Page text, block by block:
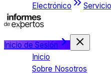
Electrónico
Inicio de Sesión
Inicio
Sobre Nosotros